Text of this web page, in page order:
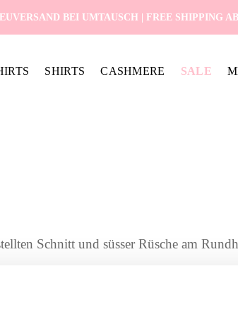
BEI UMTAUSCH | FREE SHIPPING
SHIRTS CASHMERE SALE
Schnitt und süsser Rüsche am